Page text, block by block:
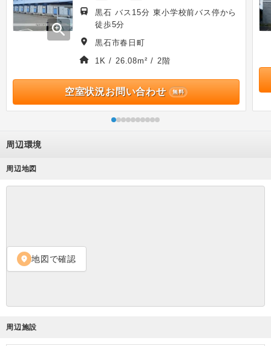
zoom_in
黒石 バス15分 東小学校前バス停から
徒歩5分
黒石市春日町
1K / 26.08m² / 2階
空室状況お問い合わせ 無料
周辺環境
周辺地図
location_on 地図で確認
周辺施設